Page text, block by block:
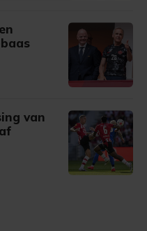
intrekken.
van